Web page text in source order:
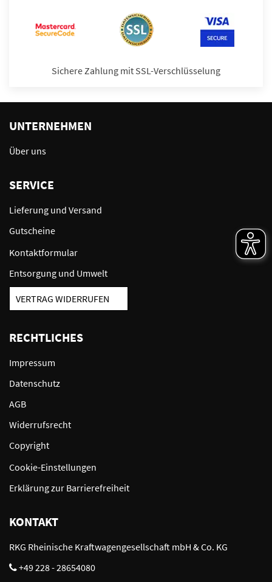
Sichere Zahlung mit SSL-Verschlüsselung
UNTERNEHMEN
Über uns
SERVICE
Lieferung und Versand
Gutscheine
Kontaktformular
Entsorgung und Umwelt
VERTRAG WIDERRUFEN
RECHTLICHES
Impressum
Datenschutz
AGB
Widerrufsrecht
Copyright
Cookie-Einstellungen
Erklärung zur Barrierefreiheit
KONTAKT
RKG Rheinische Kraftwagengesellschaft mbH & Co. KG
+49 228 - 28654080